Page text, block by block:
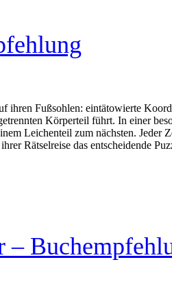
Fußsohlen: eintätowierte
Körperteil führt. In einer
Leichenteil zum nächsten. Jeder
Rätselreise das entscheidende
–